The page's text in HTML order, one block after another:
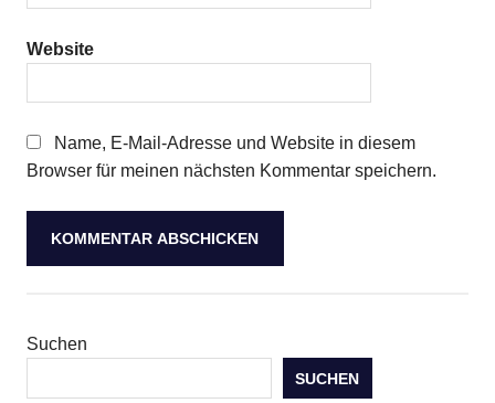
Website
Name, E-Mail-Adresse und Website in diesem
Browser für meinen nächsten Kommentar speichern.
Suchen
SUCHEN